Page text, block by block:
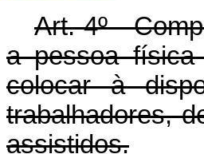
Art. 4º -
a pessoa física
colocar à
trabalhadores,
assistidos.